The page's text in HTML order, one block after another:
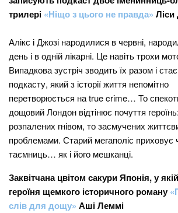
трилері «Ніщо з цього не правда»
Алікс і Джозі народилися в червні,
день і в одній лікарні. Це навіть трохи
Випадкова зустріч зводить їх разом і
подкасту, який з історії життя непомітно
перетворюється на true crime… То
дощовий Лондон відтінює почуття
розпалених гнівом, то засмучених
проблемами. Старий мегаполіс приховує
таємниць… як і його мешканці.
Заквітчана цвітом сакури Японія, у
героїня щемкого історичного роману
слів для дощу» Аші Леммі